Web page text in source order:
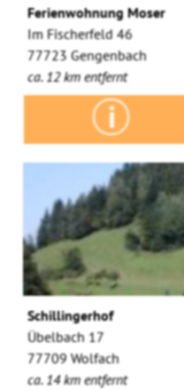
Ferienwohnung Moser
Im Fischerfeld 46
77723 Gengenbach
ca. 12 km entfernt
Schillingerhof
Übelbach 17
77709 Wolfach
ca. 14 km entfernt